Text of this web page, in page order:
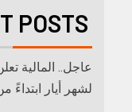
POSTS
عاجل.. المالية
لشهر أيار ابتداءً